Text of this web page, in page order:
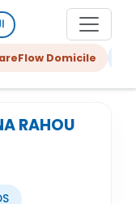
Domicile
RAHOU